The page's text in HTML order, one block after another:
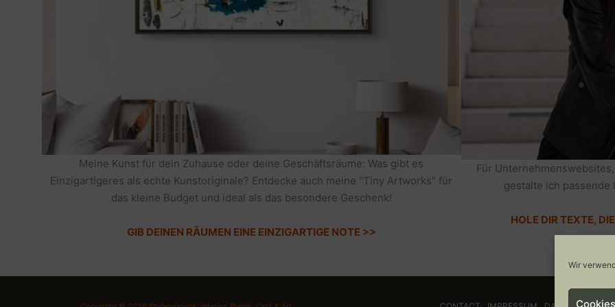
Wir
Meine Kunst für dein Zuhause oder deine Geschäftsräume: Was gibt es
Einzigartigeres als echte Kunstoriginale? Entdecke auch meine "Tiny Artworks" für
das kleine Budget und ideal als das besondere Geschenk!
GIB DEINEN RÄUMEN EINE EINZIGARTIGE NOTE >>
Für
gestalte ich passende
HOLE DIR TEXTE,